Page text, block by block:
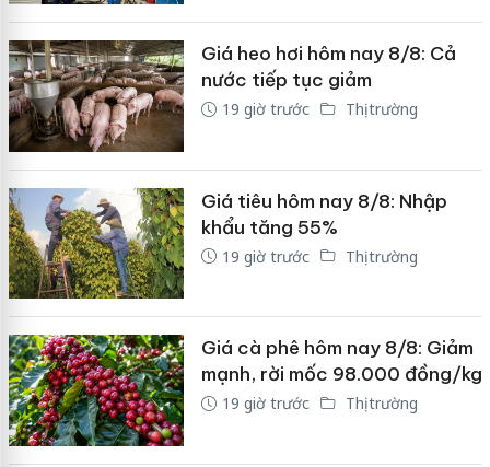
Giá heo hơi hôm nay 8/8: Cả
nước tiếp tục giảm
19 giờ trước Thị trường
Giá tiêu hôm nay 8/8: Nhập
khẩu tăng 55%
19 giờ trước Thị trường
Giá cà phê hôm nay 8/8: Giảm
mạnh, rời mốc 98.000 đồng/kg
19 giờ trước Thị trường